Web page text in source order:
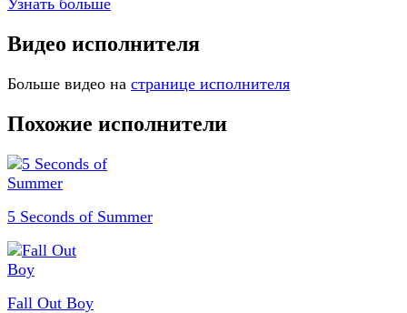
Узнать больше
Видео исполнителя
Больше видео на странице исполнителя
Похожие исполнители
5 Seconds of Summer
Fall Out Boy